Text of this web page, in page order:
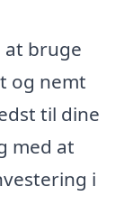
at bruge
og nemt
til dine
med at
i